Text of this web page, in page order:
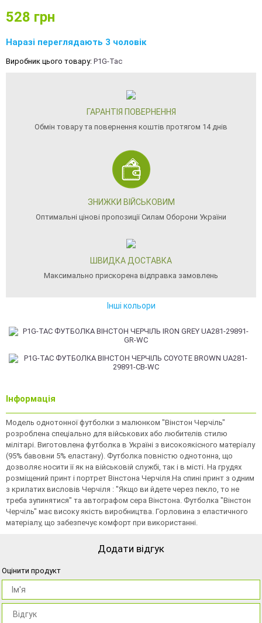
528 грн
Наразі переглядають 3 чоловік
Виробник цього товару: P1G-Tac
ГАРАНТІЯ ПОВЕРНЕННЯ
Обмін товару та повернення коштів протягом 14 днів
ЗНИЖКИ ВІЙСЬКОВИМ
Оптимальні цінові пропозиції Силам Оборони України
ШВИДКА ДОСТАВКА
Максимально прискорена відправка замовлень
Інші кольори
Інформація
Модель однотонної футболки з малюнком "Вiнстон Черчiль"
розроблена спеціально для військових або любителів стилю
мілітарі. Виготовлена футболка в Україні з високоякiсного матерiалу
(95% бавовни 5% еластану). Футболка повністю однотонна, що
дозволяє носити її як на військовій службі, так і в місті. На грудях
розміщений принт і портрет Вiнстона Черчiля.На спині принт з одним
з крилатих висловiв Черчіля : "Якщо ви йдете через пекло, то не
треба зупинятися" та автографом сера Вiнстона. Футболка "Вiнстон
Черчiль" має високу якість виробництва. Горловина з еластичного
матеріалу, що забезпечує комфорт при використанні.
Додати відгук
Оцінити продукт